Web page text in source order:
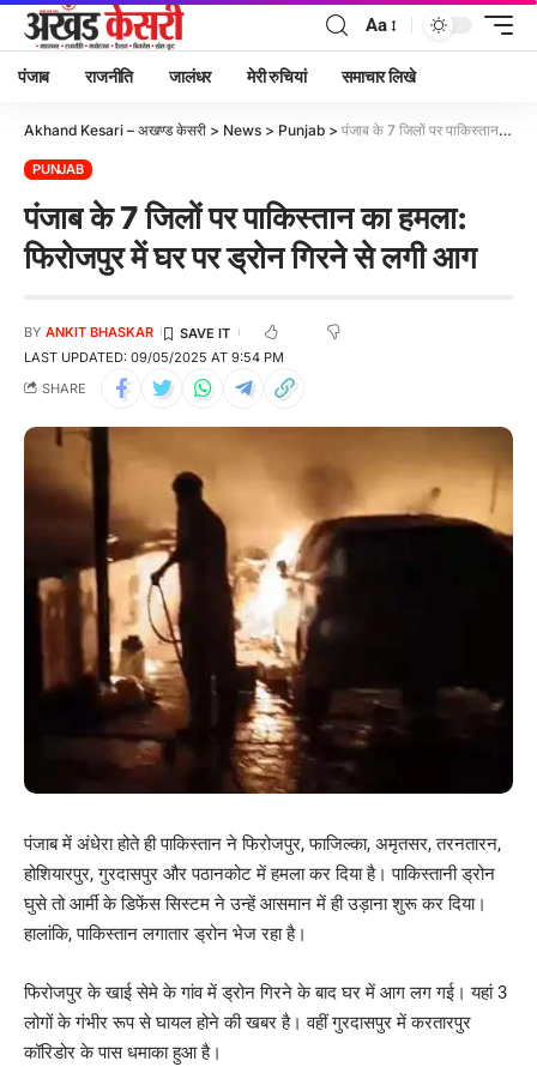
Aa
पंजाब राजनीति जालंधर मेरी रुचियां समाचार लिखे
Akhand Kesari – अखण्ड केसरी > News > Punjab > पंजाब के 7 जिलों पर पाकिस्तान का हमला: फिरोजपुर में घर पर ड्रोन गिरने से लगी आग
PUNJAB
पंजाब के 7 जिलों पर पाकिस्तान का हमला:
फिरोजपुर में घर पर ड्रोन गिरने से लगी आग
LAST UPDATED: 09/05/2025 AT 9:54 PM
BY ANKIT BHASKAR
SHARE
पंजाब में अंधेरा होते ही पाकिस्तान ने फिरोजपुर, फाजिल्का, अमृतसर, तरनतारन,
होशियारपुर, गुरदासपुर और पठानकोट में हमला कर दिया है। पाकिस्तानी ड्रोन
घुसे तो आर्मी के डिफेंस सिस्टम ने उन्हें आसमान में ही उड़ाना शुरू कर दिया।
हालांकि, पाकिस्तान लगातार ड्रोन भेज रहा है।
फिरोजपुर के खाई सेमे के गांव में ड्रोन गिरने के बाद घर में आग लग गई। यहां 3
लोगों के गंभीर रूप से घायल होने की खबर है। वहीं गुरदासपुर में करतारपुर
कॉरिडोर के पास धमाका हुआ है।